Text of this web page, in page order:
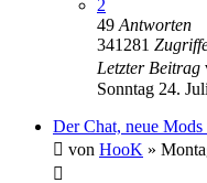
2
49 Antworten
341281
Letzter Beitrag
Sonntag 24.
Der Chat, neue
von HooK »